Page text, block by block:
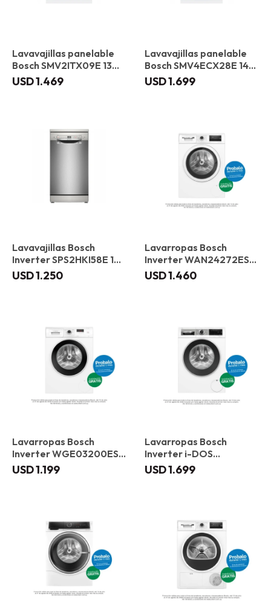
Lavavajillas panelable
Bosch SMV2ITX09E 13
servicios
USD1.469
Lavavajillas panelable
Bosch SMV4ECX28E 14
servicios
USD1.699
Lavavajillas Bosch
Inverter SPS2HKI58E 10
servicios
USD1.250
Lavarropas Bosch
Inverter WAN24272ES
Carga frontal 8 kg
USD1.460
Lavarropas Bosch
Inverter WGE03200ES 8
kg
USD1.199
Lavarropas Bosch
Inverter i-DOS
WGG244F1ES 9 kg
USD1.699